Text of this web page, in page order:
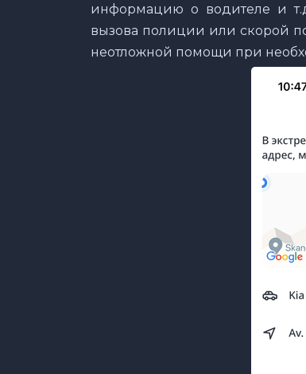
информацию о водителе и
вызова полиции или скорой
неотложной помощи при